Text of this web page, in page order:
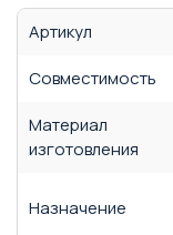
Артикул
Совместимость
Материал
изготовления
Назначение